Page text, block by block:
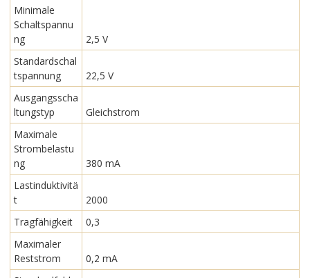
Minimale
Schaltspannu
ng
2,5 V
Standardschal
tspannung
22,5 V
Ausgangsscha
ltungstyp
Gleichstrom
Maximale
Strombelastu
ng
380 mA
Lastinduktivitä
t
2000
Tragfähigkeit
0,3
Maximaler
Reststrom
0,2 mA